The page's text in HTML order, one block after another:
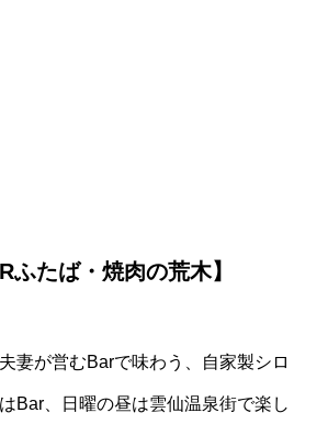
ふたば・焼肉の荒木】
妻が営むBarで味わう、自家製シロ
Bar、日曜の昼は雲仙温泉街で楽し